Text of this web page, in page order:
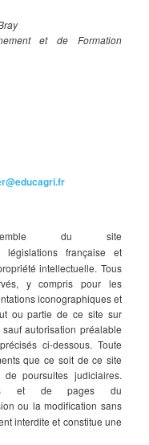
et de Formation
du site
française et
intellectuelle. Tous
y compris pour les
iconographiques et
ou partie de ce site sur
autorisation préalable
ci-dessous. Toute
que ce soit de ce site
poursuites judiciaires.
et de pages du
ou la modification sans
interdite et constitue une